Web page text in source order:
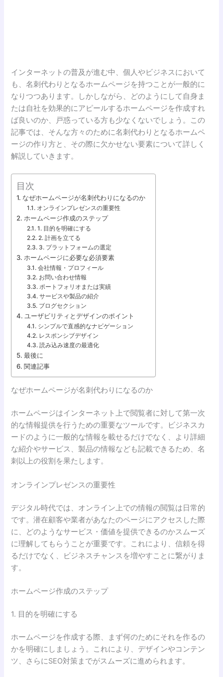
インターネットの普及が進む中、個人やビジネスにおいて
も、名刺代わりとなるホームページを持つことが一般的に
なりつつあります。しかしながら、どのようにして自身ま
たは自社を効果的にアピールするホームページを作成すれ
ば良いのか、戸惑っている方も少なくないでしょう。この
記事では、そんな方々のために名刺代わりとなるホームペ
ージの作り方と、その際に欠かせない要素について詳しく
解説していきます。
目次
なぜホームページが名刺代わりになるのか
オンラインプレゼンスの重要性
ホームページ作成のステップ
1. 目的を明確にする
2. 計画を立てる
3. プラットフォームの選定
ホームページに必要な必須要素
会社情報・プロフィール
お問い合わせ情報
ポートフォリオまたは実績
サービスや製品の紹介
ブログセクション
ユーザビリティとデザインのポイント
シンプルで直感的なナビゲーション
レスポンシブデザイン
読み込み速度の最適化
最後に
関連記事
なぜホームページが名刺代わりになるのか
ホームページはインターネット上で閲覧者に対して第一次
的な情報提供を行うための重要なツールです。ビジネスカ
ードのように一般的な情報を載せるだけでなく、より詳細
な紹介やサービス、製品の情報なども記載できるため、名
刺以上の役割を果たします。
オンラインプレゼンスの重要性
デジタル時代では、オンライン上での情報の閲覧は日常的
です。潜在顧客や業者があなたのページにアクセスした際
に、どのようなサービス・価値を提供できるのかスムーズ
に理解してもらうことが重要です。これにより、信頼を得
るだけでなく、ビジネスチャンスを増やすことに繋がりま
す。
ホームページ作成のステップ
1. 目的を明確にする
ホームページを作成する際、まず何のためにそれを作るの
かを明確にしましょう。これにより、デザインやコンテン
ツ、さらにSEO対策までがスムーズに進められます。